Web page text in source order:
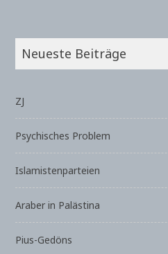
Neueste Beiträge
ZJ
Psychisches Problem
Islamistenparteien
Araber in Palästina
Pius-Gedöns